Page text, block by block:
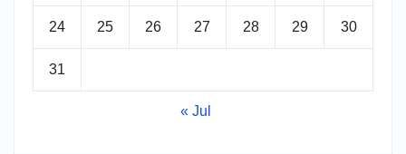
24 25 26 27 28 29 30
31
« Jul